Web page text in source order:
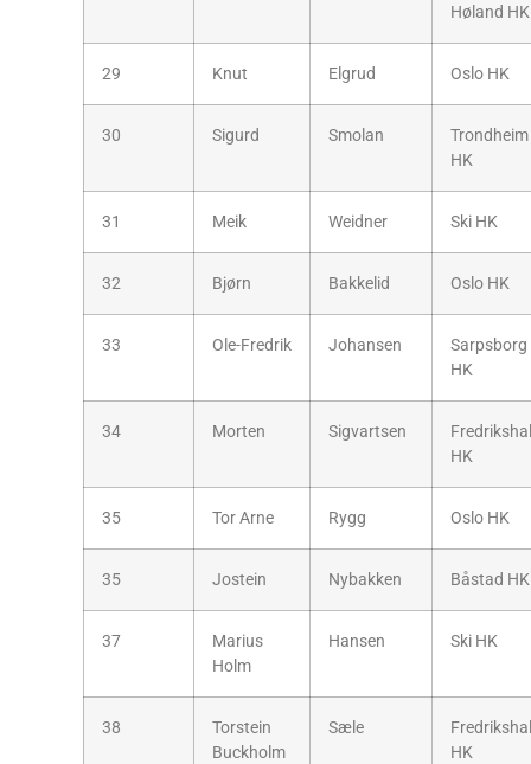
Høland HK
29 Knut Elgrud Oslo HK
30 Sigurd Smolan
Trondheim
HK
31 Meik Weidner Ski HK
32 Bjørn Bakkelid Oslo HK
33 Ole-Fredrik Johansen
Sarpsborg
HK
34 Morten Sigvartsen
HK
35 Tor Arne Rygg Oslo HK
35 Jostein Nybakken Båstad HK
37
Marius
Holm
Hansen Ski HK
38
Torstein
Buckholm
Sæle
HK